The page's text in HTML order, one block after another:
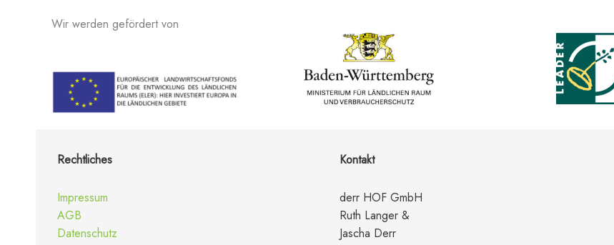
Wir werden gefördert von
Rechtliches
Impressum
AGB
Datenschutz
Kontakt
derr HOF GmbH
Ruth Langer &
Jascha Derr